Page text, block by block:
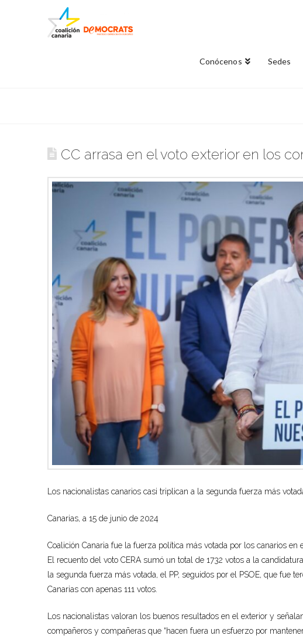
Conócenos Sedes
CC arrasa en el voto exterior en los
Los nacionalistas canarioscasi triplican a la segunda fuerza más
Canarias, a 15 de juniode 2024
Coalición Canaria fue la fuerza política más votada por los canarios en
El recuento del voto CERA sumó un total de 1732 votos a la
la segunda fuerza más votada, el PP, seguidos por el PSOE, que fue
Canarias con apenas111 votos.
Los nacionalistas valoran los buenos resultados en el exterior y
compañeros y compañeras que “hacen fuera un esfuerzo por